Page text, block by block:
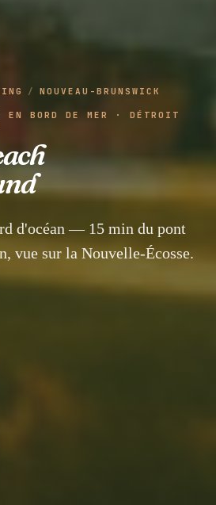
/ NOUVEAU-BRUNSWICK
EN BORD DE MER · DÉTROIT
d'océan — 15 min du pont
vue sur la Nouvelle-Écosse.